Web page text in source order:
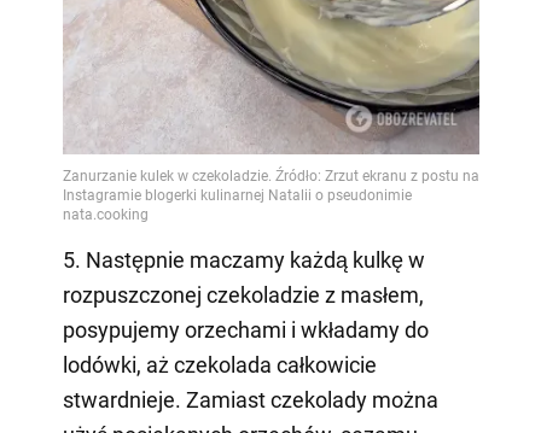
5. Następnie maczamy każdą kulkę w
rozpuszczonej czekoladzie z masłem,
posypujemy orzechami i wkładamy do
lodówki, aż czekolada całkowicie
stwardnieje. Zamiast czekolady można